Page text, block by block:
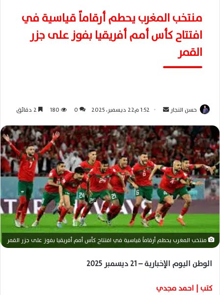
منتخب المغرب يحطم أرقاماً قياسية في
افتتاح كأس أمم أفريقيا بفوز على جزر
القمر
حسن النجار
س
ل
ب
ر
ي
د
ا
إ
ل
ك
ت
ر
ن
1:52 م22 ديسمبر، 2025 0
180
منتخب المغرب يحطم أرقاماً قياسية في افتتاح كأس أمم أفريقيا بفوز على جزر القمر
الوطن اليوم الإخبارية – 21 ديسمبر 2025
كتب | احمد مجدي